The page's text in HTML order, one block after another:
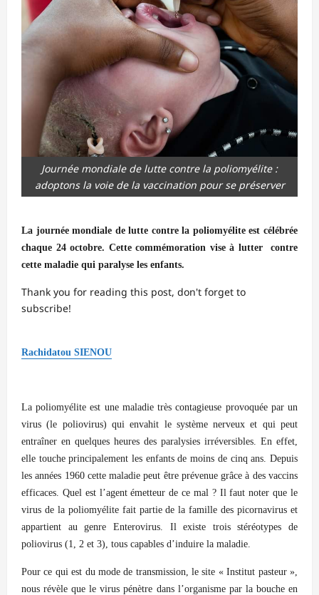
Journée mondiale de lutte contre la poliomyélite :
adoptons la voie de la vaccination pour se préserver
La journée mondiale de lutte contre la poliomyélite est célébrée
chaque 24 octobre. Cette commémoration vise à lutter contre
cette maladie qui paralyse les enfants.
Thank you for reading this post, don't forget to
subscribe!
Rachidatou SIENOU
La poliomyélite est une maladie très contagieuse provoquée par un
virus (le poliovirus) qui envahit le système nerveux et qui peut
entraîner en quelques heures des paralysies irréversibles. En effet,
elle touche principalement les enfants de moins de cinq ans. Depuis
les années 1960 cette maladie peut être prévenue grâce à des vaccins
efficaces. Quel est l’agent émetteur de ce mal ? Il faut noter que le
virus de la poliomyélite fait partie de la famille des picornavirus et
appartient au genre Enterovirus. Il existe trois stéréotypes de
poliovirus (1, 2 et 3), tous capables d’induire la maladie.
Pour ce qui est du mode de transmission, le site « Institut pasteur »,
nous révèle que le virus pénètre dans l’organisme par la bouche en